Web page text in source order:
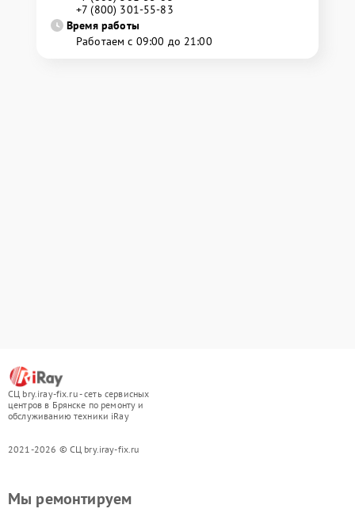
+7 (800) 301-55-83
Время работы
Работаем с 09:00 до 21:00
СЦ bry.iray-fix.ru - сеть сервисных
центров в Брянске по ремонту и
обслуживанию техники iRay
2021-2026 © СЦ bry.iray-fix.ru
Мы ремонтируем